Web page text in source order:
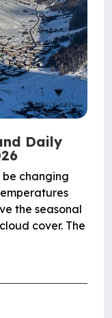
Daily
changing
the seasonal
cover. The